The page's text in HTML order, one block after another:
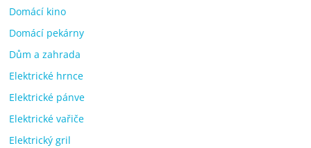
Domácí kino
Domácí pekárny
Dům a zahrada
Elektrické hrnce
Elektrické pánve
Elektrické vařiče
Elektrický gril